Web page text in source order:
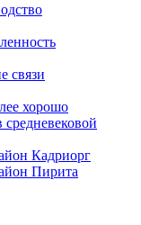
связи
хорошо
Кадриорг
Пирита